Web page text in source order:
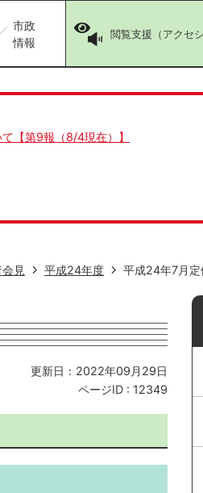
市政
情報
閲覧支援（アクセ
【第9報（8/4現在）】
見 平成24年度 平成24年7月定
更新日：2022年09月29日
ページID : 12349